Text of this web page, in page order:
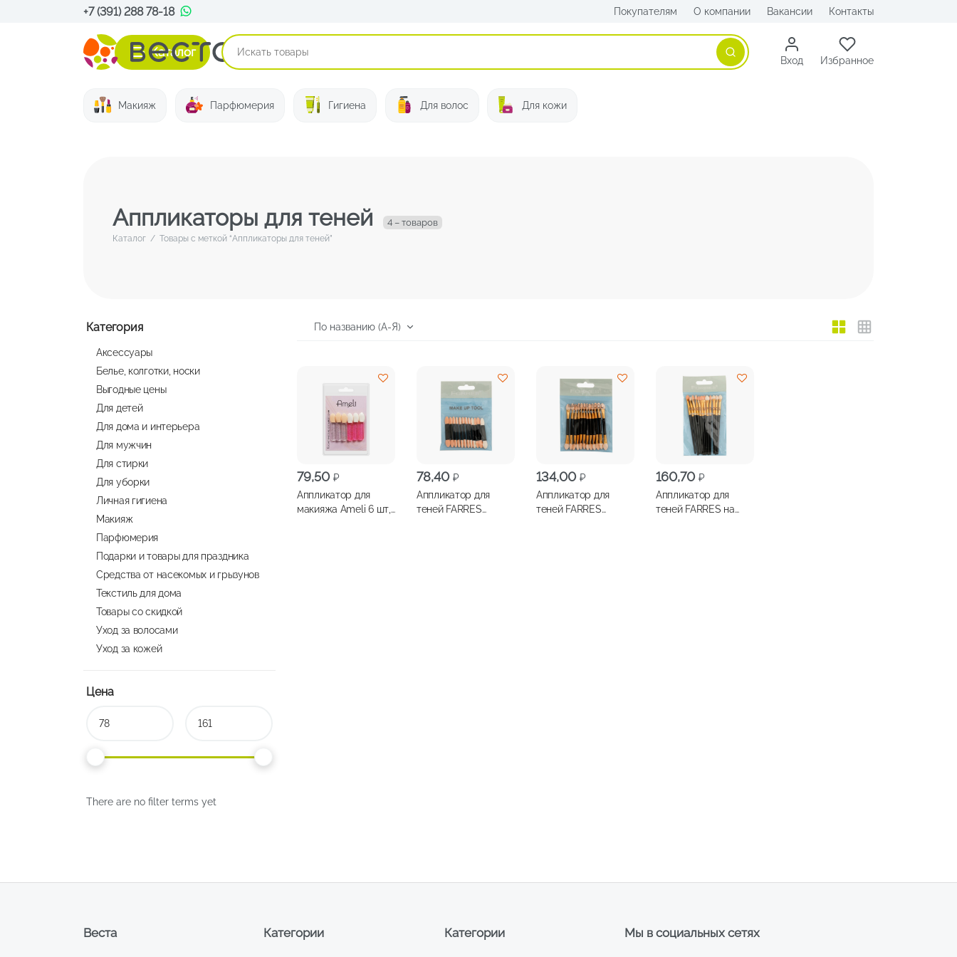
+7 (391) 288 78-18 Покупателям О компании Вакансии Контакты
Каталог
Поиск
Вход Избранное
Макияж Парфюмерия Гигиена Для волос Для кожи
Аппликаторы для теней 4 – товаров
Каталог / Товары с меткой “Аппликаторы для теней”
Категория
Аксессуары
Белье, колготки, носки
Выгодные цены
Для детей
Для дома и интерьера
Для мужчин
Для стирки
Для уборки
Личная гигиена
Макияж
Парфюмерия
Подарки и товары для праздника
Средства от насекомых и грызунов
Текстиль для дома
Товары со скидкой
Уход за волосами
Уход за кожей
Цена
There are no filter terms yet
79,50 ₽
Аппликатор для
макияжа Ameli 6 шт,
78,40 ₽
Аппликатор для
теней FARRES
134,00 ₽
Аппликатор для
теней FARRES
160,70 ₽
Аппликатор для
теней FARRES на
Мы в социальных сетях
Категории Категории
Веста